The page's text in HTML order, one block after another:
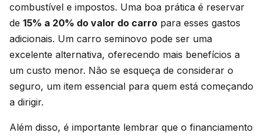
combustível e impostos. Uma boa prática é reservar
de 15% a 20% do valor do carro para esses gastos
adicionais. Um carro seminovo pode ser uma
excelente alternativa, oferecendo mais benefícios a
um custo menor. Não se esqueça de considerar o
seguro, um item essencial para quem está começando
a dirigir.
Além disso, é importante lembrar que o financiamento